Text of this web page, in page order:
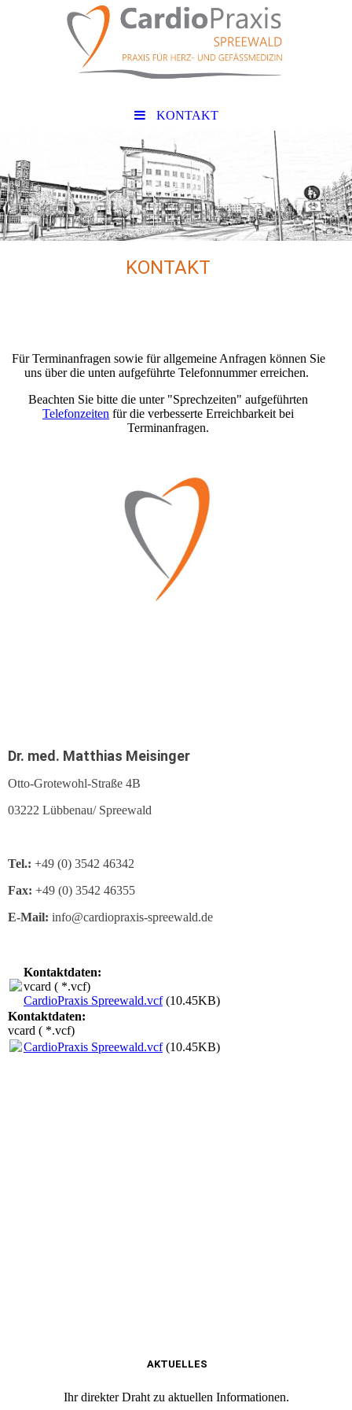
KONTAKT
KONTAKT
Für Terminanfragen sowie für allgemeine Anfragen können Sie
uns über die unten aufgeführte Telefonnummer erreichen.
Beachten Sie bitte die unter "Sprechzeiten" aufgeführten
Telefonzeiten für die verbesserte Erreichbarkeit bei
Terminanfragen.
Dr. med. Matthias Meisinger
Otto-Grotewohl-Straße 4B
03222 Lübbenau/ Spreewald
Tel.: +49 (0) 3542 46342
Fax: +49 (0) 3542 46355
E-Mail: info@cardiopraxis-spreewald.de
Kontaktdaten:
vcard ( *.vcf)
CardioPraxis Spreewald.vcf(10.45KB)
Kontaktdaten:
vcard ( *.vcf)
CardioPraxis Spreewald.vcf(10.45KB)
AKTUELLES
Ihr direkter Draht zu aktuellen Informationen.